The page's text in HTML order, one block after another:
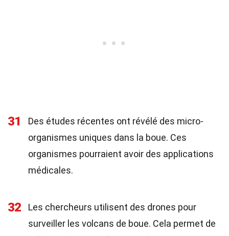
31
Des études récentes ont révélé des micro-
organismes uniques dans la boue. Ces
organismes pourraient avoir des applications
médicales.
32
Les chercheurs utilisent des drones pour
surveiller les volcans de boue. Cela permet de